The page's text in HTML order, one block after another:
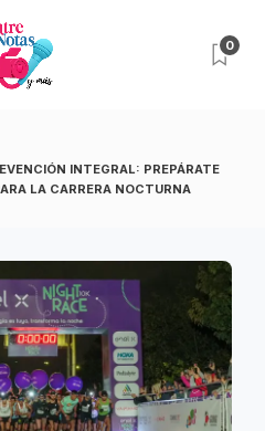
0
INTEGRAL: PREPÁRATE
LA CARRERA NOCTURNA